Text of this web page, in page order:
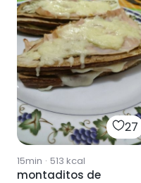
27
15min · 513 kcal
montaditos de